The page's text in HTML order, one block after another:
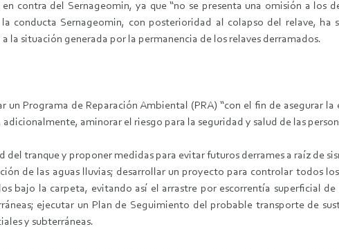
contra del Sernageomin, ya que “no se presenta una omisión a los
conducta Sernageomin, con posterioridad al colapso del relave,
la situación generada por la permanencia de los relaves derramados.
Programa de Reparación Ambiental (PRA) “con el fin de asegurar
aminorar el riesgo para la seguridad y salud de las
tranque y proponer medidas para evitar futuros derrames a raíz de
de las aguas lluvias; desarrollar un proyecto para controlar todos
bajo la carpeta, evitando así el arrastre por escorrentía superficial
ejecutar un Plan de Seguimiento del probable transporte de
y subterráneas.